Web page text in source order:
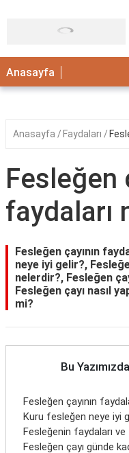
ANASAYFA
Anasayfa
Anasayfa Faydaları
Fesleğen
faydaları
Fesleğen çayının
neye iyi gelir?,
nelerdir?, Fesleğen
Fesleğen çayı nasıl
mi?
Bu
Fesleğen çayının
Kuru fesleğen neye iyi
Fesleğenin faydaları ve
Fesleğen çayı günde